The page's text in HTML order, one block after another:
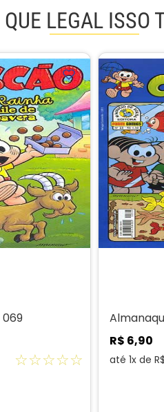
LEGAL ISSO
069
☆☆☆☆☆
R$ 6,90
até 1x de R$